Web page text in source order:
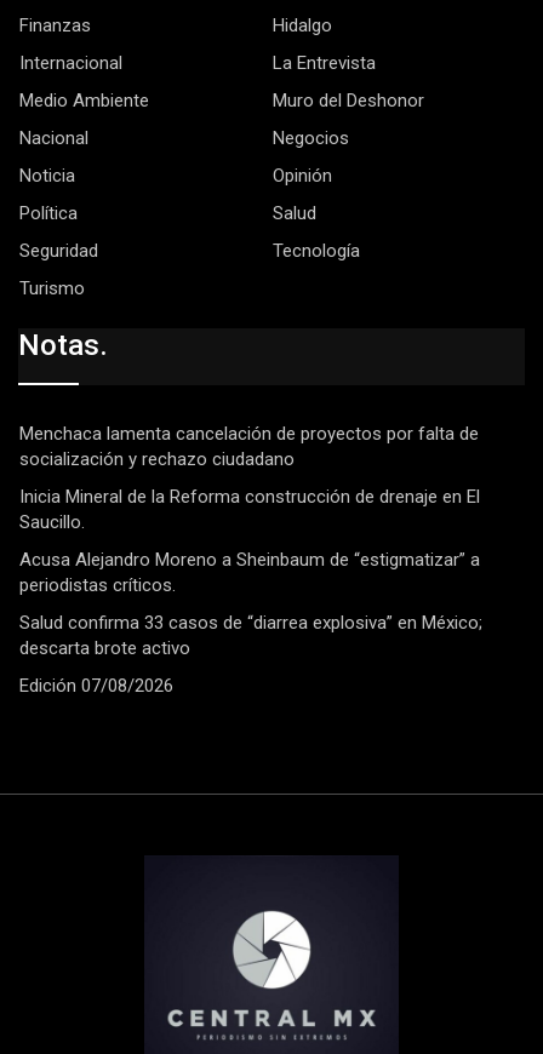
Finanzas
Hidalgo
Internacional
La Entrevista
Medio Ambiente
Muro del Deshonor
Nacional
Negocios
Noticia
Opinión
Política
Salud
Seguridad
Tecnología
Turismo
Notas.
Menchaca lamenta cancelación de proyectos por falta de
socialización y rechazo ciudadano
Inicia Mineral de la Reforma construcción de drenaje en El
Saucillo.
Acusa Alejandro Moreno a Sheinbaum de “estigmatizar” a
periodistas críticos.
Salud confirma 33 casos de “diarrea explosiva” en México;
descarta brote activo
Edición 07/08/2026